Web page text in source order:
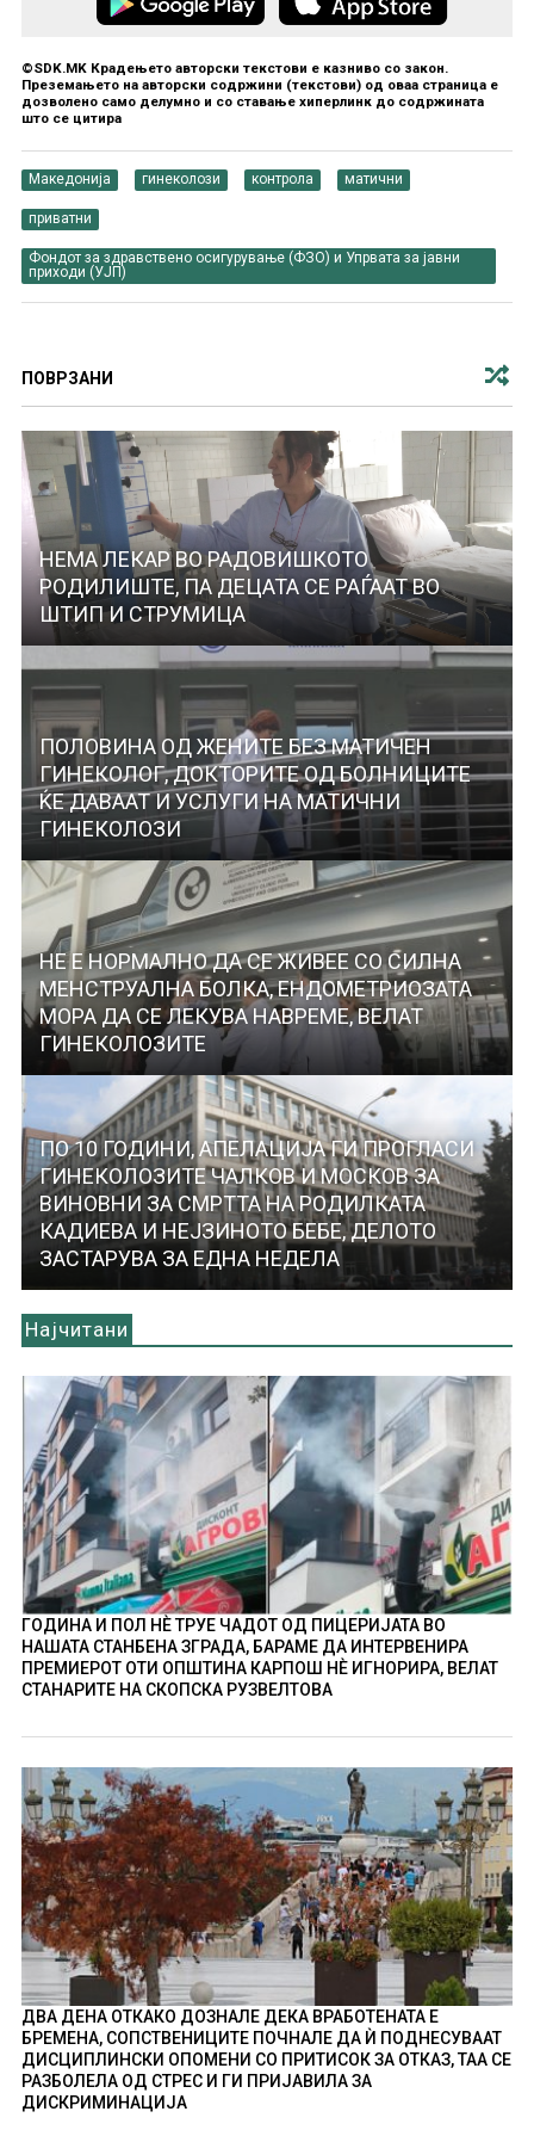
©SDK.MK Крадењето авторски текстови е казниво со закон.
Преземањето на авторски содржини (текстови) од оваа страница е
дозволено само делумно и со ставање хиперлинк до содржината
што се цитира
Македонија гинеколози контрола матични
приватни
Фондот за здравствено осигурување (ФЗО) и Упрвата за јавни
приходи (УЈП)
ПОВРЗАНИ
НЕМА ЛЕКАР ВО РАДОВИШКОТО
РОДИЛИШТЕ, ПА ДЕЦАТА СЕ РАЃААТ ВО
ШТИП И СТРУМИЦА
ПОЛОВИНА ОД ЖЕНИТЕ БЕЗ МАТИЧЕН
ГИНЕКОЛОГ, ДОКТОРИТЕ ОД БОЛНИЦИТЕ
ЌЕ ДАВААТ И УСЛУГИ НА МАТИЧНИ
ГИНЕКОЛОЗИ
НЕ Е НОРМАЛНО ДА СЕ ЖИВЕЕ СО СИЛНА
МЕНСТРУАЛНА БОЛКА, ЕНДОМЕТРИОЗАТА
МОРА ДА СЕ ЛЕКУВА НАВРЕМЕ, ВЕЛАТ
ГИНЕКОЛОЗИТЕ
ПО 10 ГОДИНИ, АПЕЛАЦИЈА ГИ ПРОГЛАСИ
ГИНЕКОЛОЗИТЕ ЧАЛКОВ И МОСКОВ ЗА
ВИНОВНИ ЗА СМРТТА НА РОДИЛКАТА
КАДИЕВА И НЕЈЗИНОТО БЕБЕ, ДЕЛОТО
ЗАСТАРУВА ЗА ЕДНА НЕДЕЛА
Најчитани
ГОДИНА И ПОЛ НÈ ТРУЕ ЧАДОТ ОД ПИЦЕРИЈАТА ВО
НАШАТА СТАНБЕНА ЗГРАДА, БАРАМЕ ДА ИНТЕРВЕНИРА
ПРЕМИЕРОТ ОТИ ОПШТИНА КАРПОШ НÈ ИГНОРИРА, ВЕЛАТ
СТАНАРИТЕ НА СКОПСКА РУЗВЕЛТОВА
ДВА ДЕНА ОТКАКО ДОЗНАЛЕ ДЕКА ВРАБОТЕНАТА Е
БРЕМЕНА, СОПСТВЕНИЦИТЕ ПОЧНАЛЕ ДА Ѝ ПОДНЕСУВААТ
ДИСЦИПЛИНСКИ ОПОМЕНИ СО ПРИТИСОК ЗА ОТКАЗ, ТАА СЕ
РАЗБОЛЕЛА ОД СТРЕС И ГИ ПРИЈАВИЛА ЗА
ДИСКРИМИНАЦИЈА